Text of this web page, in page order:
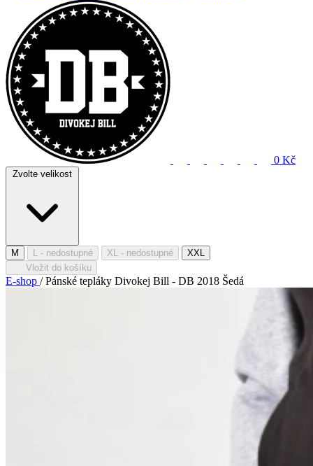
0 Kč
Zvolte velikost
M L - nedostupné XL - nedostupné
XXL
Vložit do košíku
E-shop / Pánské tepláky Divokej Bill - DB 2018 Šedá